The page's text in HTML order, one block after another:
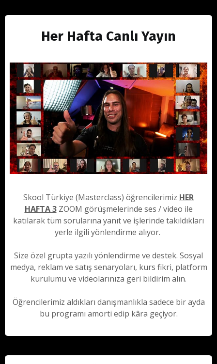
Her Hafta Canlı Yayın
Skool Türkiye (Masterclass) öğrencilerimiz HER
HAFTA 3ZOOM görüşmelerinde ses / video ile
katılarak tüm sorularına yanıt ve işlerinde takıldıkları
yerle ilgili yönlendirme alıyor.
Size özel grupta yazılı yönlendirme ve destek. Sosyal
medya, reklam ve satış senaryoları, kurs fikri, platform
kurulumu ve videolarınıza geri bildirim alın.
Öğrencilerimiz aldıkları danışmanlıkla sadece bir ayda
bu programı amorti edip kâra geçiyor.